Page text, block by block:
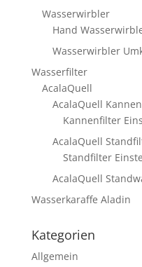
Wasserwirbler
Hand
Wasserwirbler
Wasserfilter
AcalaQuell
AcalaQuell
Kannenfilter
AcalaQuell
Standfilter
AcalaQuell
Wasserkaraffe Aladin
Kategorien
Allgemein